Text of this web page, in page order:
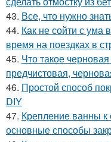
43. Все, что нужно
44. Как не сойти с ума
время на поездках в
45. Что такое
предчистовая,
46. Простой способ
DIY
47. Крепление ванны к
основные способы